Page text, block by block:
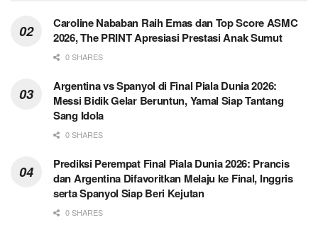
Caroline Nababan Raih Emas dan Top Score ASMC
2026, The PRINT Apresiasi Prestasi Anak Sumut
0 SHARES
Argentina vs Spanyol di Final Piala Dunia 2026:
Messi Bidik Gelar Beruntun, Yamal Siap Tantang
Sang Idola
0 SHARES
Prediksi Perempat Final Piala Dunia 2026: Prancis
dan Argentina Difavoritkan Melaju ke Final, Inggris
serta Spanyol Siap Beri Kejutan
0 SHARES